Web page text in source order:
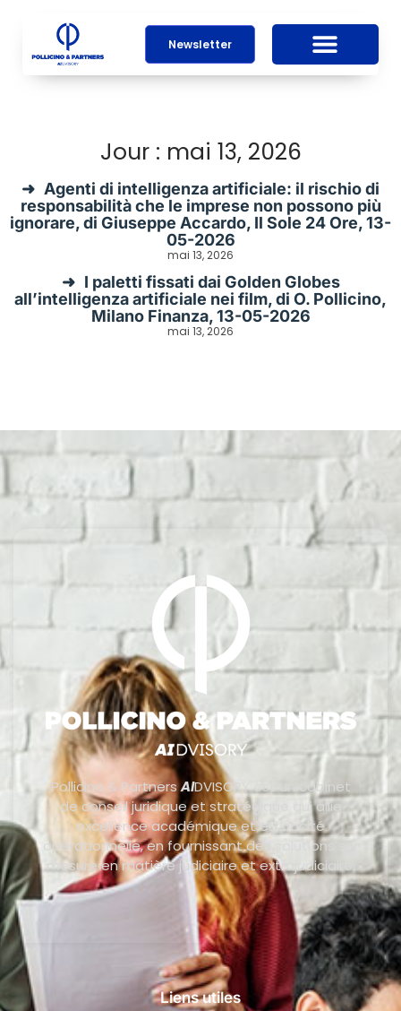
Newsletter
Jour : mai 13, 2026
Agenti di intelligenza artificiale: il rischio di
responsabilità che le imprese non possono più
ignorare, di Giuseppe Accardo, Il Sole 24 Ore, 13-
05-2026
mai 13, 2026
I paletti fissati dai Golden Globes
all’intelligenza artificiale nei film, di O. Pollicino,
Milano Finanza, 13-05-2026
mai 13, 2026
Pollicino & PartnersAIDVISORY est un cabinet
de conseil juridique et stratégique qui allie
excellence académique et efficacité
opérationnelle, en fournissant des solutions sur
mesure en matière judiciaire et extrajudiciaire.
Liens utiles